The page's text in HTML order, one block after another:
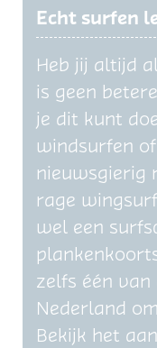
Echt surfen
Heb jij altijd
is geen
je dit kunt
windsurfen
nieuwsgierig
rage
wel een
zelfs één
Nederland
Bekijk het